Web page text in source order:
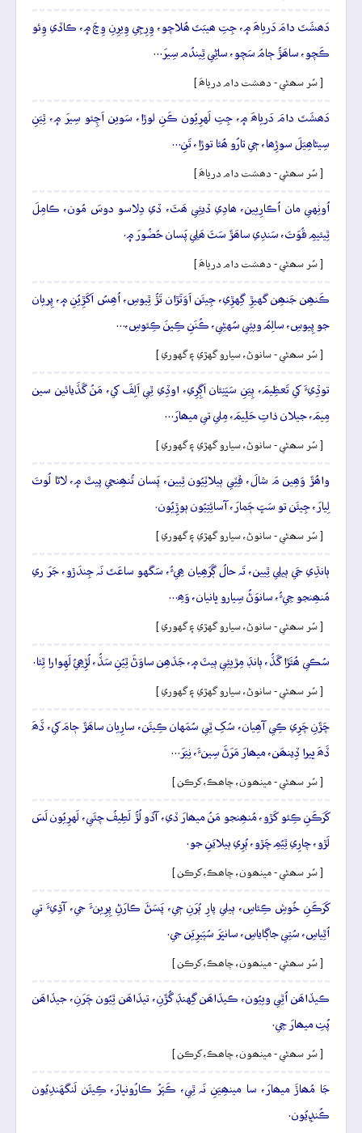
دَھشَتَ دامَ دَرياھَ ۾، جِتِ ھيبَتَ ھُلاچو، وِرِڄِي وِيرِنِ وِچَ ۾، ڪاڏي وِئو
ڪَچو، ساھَڙُ ڄامُ سَچو، ساڻِي ٿِيندُم سِيرَ…
[ سُر سھڻي - دھشت دام درياھَ ]
دَھشَتَ دامَ دَرياھَ ۾، جِتِ لَهرِيُون ڪَنِ لوڙا، سَوين اَچِئو سِيرَ ۾، ٿِيَنِ
سِيڻاھِيَلَ سوڙِھا، جٖي تارُو ھُئا توڙا، تَنِ…
[ سُر سھڻي - دھشت دام درياھَ ]
اُونِهي مان اُڪارِيين، ھادِي ڏيئِي ھَٿَ، ڏي دِلاسو دوسَ مُون، ڪامِلَ
ٿِيئيمِ قُوَتَ، سَندِي ساھَڙَ سَٿَ ھَلِي پَسان حُضُورَ ۾.
[ سُر سھڻي - دھشت دام درياھَ ]
ڪَنھِن جَنھِن گهيڙِ گِهڙِي، جِيئَن اَوَتَڙان تَڙُ ٿِيوسِ، اُھِسُ اَکَڙِيُنِ ۾، پِريان
جو پِيوسِ، سالِمُ ويئِي سُهڻِي، ڪُنَنِ ڪِينَ ڪِئوسِ،…
[ سُر سھڻي - سانوڻ، سيارو گهڙي ۽ گهوري ]
توڏِيءَ کي تَعظِيمَ، ٻِيَنِ سَڀَنِئان اَڳِرِي، اوڏِي ٿِي اَلِفَ کي، مَنُ گَڏَيائين سين
مِيمَ، جيلان ذاتِ حَلِيمَ، مِلي تي ميھارَ…
[ سُر سھڻي - سانوڻ، سيارو گهڙي ۽ گهوري ]
واھُڙَ وَھِين مَ شالَ، ڦِٽِي ٻيلاٽِيُون ٿِيين، پَسان تُنھِنجي پيٽَ ۾، لاڻا لُوتَ
لِيارَ، جِيئَن تو سَڀَ ڄَمارَ، آسائِتِيُون ٻوڙِيُون.
[ سُر سھڻي - سانوڻ، سيارو گهڙي ۽ گهوري ]
ٻانڌِي جَي ٻيلِي ٿِيين، تَہ حالُ ڳَرَھِيان ھِيءُ، سَگهو ساعَتَ نَہ جِندَڙو، جَرَ ري
مُنھِنجو جِيءُ، سانوَڻُ سِيارو ڀانيان، وَھِ…
[ سُر سھڻي - سانوڻ، سيارو گهڙي ۽ گهوري ]
سُڪي ھُئَڙا گَڏُ، ٻانڊَ مِڙيئِي ٻيٽَ ۾، جَڏھِن ساوَڻَ ٿِيُنِ سَڏُ، لُڙِھِيُ لَهِوارا ٿِئا.
[ سُر سھڻي - سانوڻ، سيارو گهڙي ۽ گهوري ]
چَڙَنِ چَرِي ڪِي آھِيان، سُکِ ٿِي سُمَهان ڪِيئَن، سارِيان ساھَڙَ ڄامَ کي، ڏَھَ
ڏَھَ ڀيرا ڏِينھَن، ميھارَ مَرَڻَ سِينءَ، نِيَرَ…
[ سُر سھڻي - مينھون، چاھڪ، کرڪن ]
کَرَڪَنِ ڪِئو کَڙو، مُنھِنجو مَنُ ميھارَ ڏي، آڏو لُڙُ لَطِيفُ چئَي، لَهرِيُون لَسَ
لَڙو، چارِي ٿِيُمِ چَڙو، ٻُرِي ٻيلايَنِ جو.
[ سُر سھڻي - مينھون، چاھڪ، کرڪن ]
کَرَڪَنِ خُوشِ ڪِئاسِ، ٻيلي پارِ ٻُرَنِ جٖي، پَسَڻَ ڪارَڻِ پِرِينءَ جي، آڌِيءَ تي
اُٿِياسِ، سُتِي جاڳاياسِ، سانڀَرَ سُپَيرِيَن جي.
[ سُر سھڻي - مينھون، چاھڪ، کرڪن ]
ڪيڏاھَن اُٿِي وييُون، ڪيڏاھَن گِهنڊَ گُڙَنِ، تيڏاھَن ٿِيُون چَرَنِ، جيڏاھَن
پُٺِ ميھارَ جِي.
[ سُر سھڻي - مينھون، چاھڪ، کرڪن ]
جَا مُھاڙَ ميھارَ، سا مينھِيَنِ نَہ ٿِي، ڪَپَرُ ڪارُونڀارَ، ڪِيئَن لَنگهَندِيُون
ڪُنڍِيُون.